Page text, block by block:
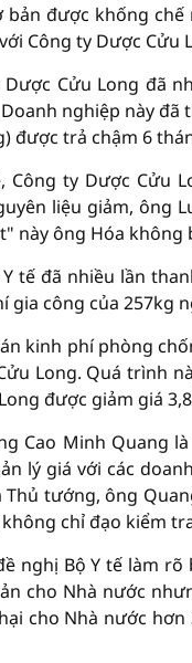
bản được khống
Công ty Dược Cửu
Cửu Long đã
nghiệp này đã
được trả chậm 6
Công ty Dược Cửu
liệu giảm, ông
này ông Hóa không
tế đã nhiều lần
gia công của 257kg
kinh phí phòng
Long. Quá trình
được giảm giá
Cao Minh Quang
lý giá với các
tướng, ông
chỉ đạo kiểm
nghị Bộ Y tế làm
cho Nhà nước
cho Nhà nước